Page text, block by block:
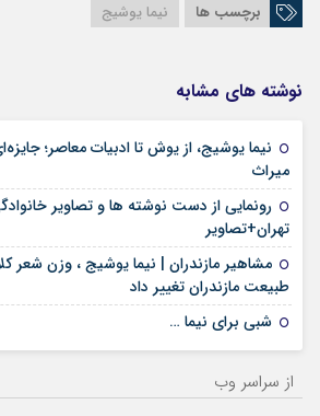
برچسب ها نیما یوشیج
نوشته های مشابه
نیما یوشیج، از یوش تا ادبیات معاصر؛
میراث
رونمایی از دست نوشته ها و تصاویر
تهران+تصاویر
مشاهیر مازندران | نیما یوشیج ، وزن شعر
طبیعت مازندران تغییر داد
شبی برای نیما …
از سراسر وب